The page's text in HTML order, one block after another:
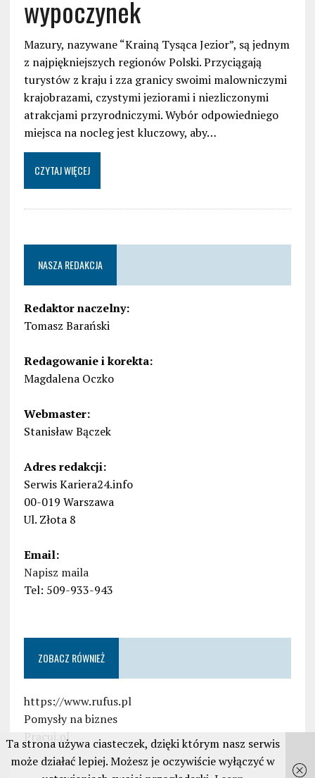
wypoczynek
Mazury, nazywane “Krainą Tysąca Jezior”, są jednym
z najpiękniejszych regionów Polski. Przyciągają
turystów z kraju i zza granicy swoimi malowniczymi
krajobrazami, czystymi jeziorami i niezliczonymi
atrakcjami przyrodniczymi. Wybór odpowiedniego
miejsca na nocleg jest kluczowy, aby…
CZYTAJ WIĘCEJ
NASZA REDAKCJA
Redaktor naczelny:
Tomasz Barański
Redagowanie i korekta:
Magdalena Oczko
Webmaster:
Stanisław Bączek
Adres redakcji:
Serwis Kariera24.info
00-019 Warszawa
Ul. Złota 8
Email:
Napisz maila
Tel: 509-933-943
ZOBACZ RÓWNIEŻ
https://www.rufus.pl
Pomysły na biznes
Pracuj.pl
Ta strona używa ciasteczek, dzięki którym nasz serwis
może działać lepiej. Możesz je oczywiście wyłączyć w